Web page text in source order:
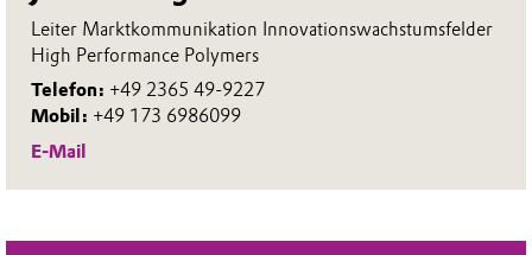
Leiter Marktkommunikation Innovationswachstumsfelder
High Performance Polymers
Telefon: +49 2365 49-9227
Mobil: +49 173 6986099
E-Mail